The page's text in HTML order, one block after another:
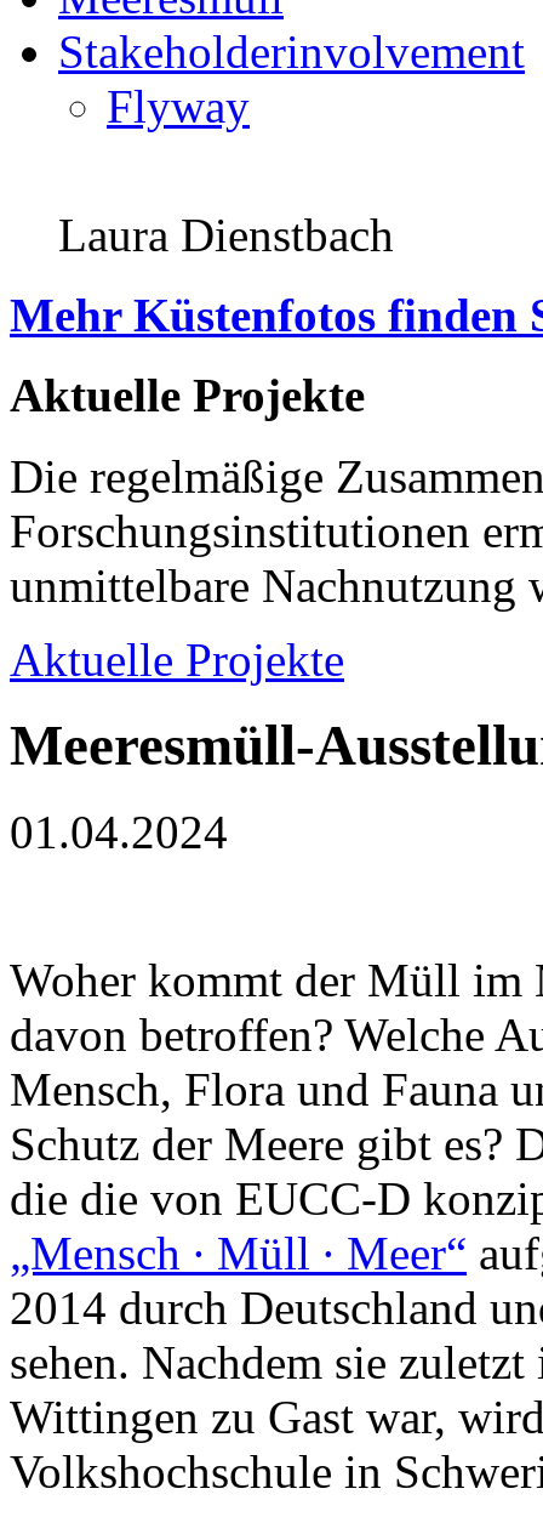
Stakeholderinvolvement
Flyway
Laura Dienstbach
Mehr Küstenfotos finden
Aktuelle Projekte
Die regelmäßige
Forschungsinstitutionen
unmittelbare Nachnutzung
Aktuelle Projekte
Meeresmüll-
01.04.2024
Woher kommt der Müll im
davon betroffen? Welche
Mensch, Flora und Fauna
Schutz der Meere gibt es?
die die von EUCC-D
„Mensch ∙ Müll ∙ Meer“
2014 durch Deutschland
sehen. Nachdem sie
Wittingen zu Gast war,
Volkshochschule in